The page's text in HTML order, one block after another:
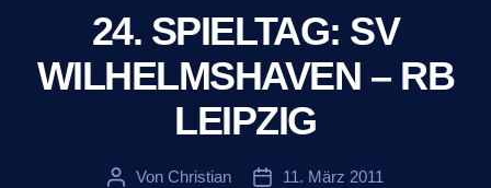
24. SPIELTAG: SV
WILHELMSHAVEN – RB
LEIPZIG
Beitragsautor
Von Christian Veröffentlichungsdatum
11. März 2011